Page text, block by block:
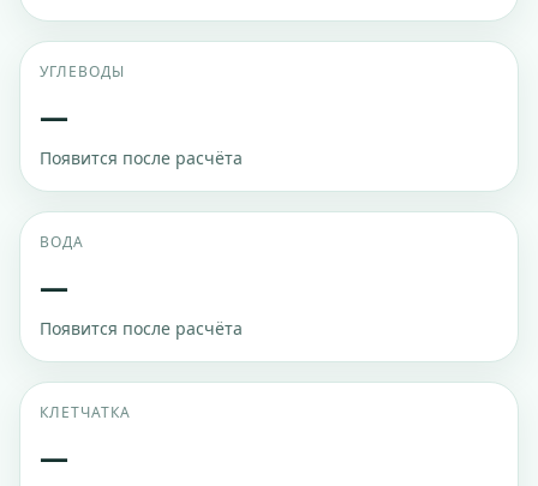
УГЛЕВОДЫ
—
Появится после расчёта
ВОДА
—
Появится после расчёта
КЛЕТЧАТКА
—